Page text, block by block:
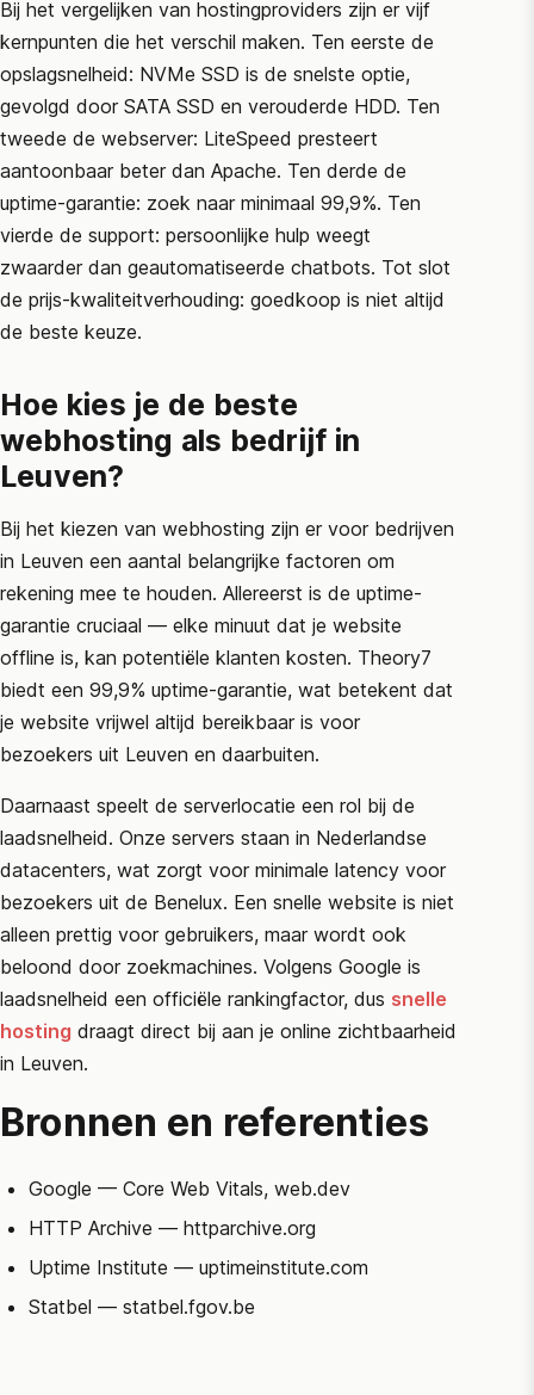
Bij het vergelijken van hostingproviders zijn er vijf
kernpunten die het verschil maken. Ten eerste de
opslagsnelheid: NVMe SSD is de snelste optie,
gevolgd door SATA SSD en verouderde HDD. Ten
tweede de webserver: LiteSpeed presteert
aantoonbaar beter dan Apache. Ten derde de
uptime-garantie: zoek naar minimaal 99,9%. Ten
vierde de support: persoonlijke hulp weegt
zwaarder dan geautomatiseerde chatbots. Tot slot
de prijs-kwaliteitverhouding: goedkoop is niet altijd
de beste keuze.
Hoe kies je de beste
webhosting als bedrijf in
Leuven?
Bij het kiezen van webhosting zijn er voor bedrijven
in Leuven een aantal belangrijke factoren om
rekening mee te houden. Allereerst is de uptime-
garantie cruciaal — elke minuut dat je website
offline is, kan potentiële klanten kosten. Theory7
biedt een 99,9% uptime-garantie, wat betekent dat
je website vrijwel altijd bereikbaar is voor
bezoekers uit Leuven en daarbuiten.
Daarnaast speelt de serverlocatie een rol bij de
laadsnelheid. Onze servers staan in Nederlandse
datacenters, wat zorgt voor minimale latency voor
bezoekers uit de Benelux. Een snelle website is niet
alleen prettig voor gebruikers, maar wordt ook
beloond door zoekmachines. Volgens Google is
laadsnelheid een officiële rankingfactor, dus snelle
hosting draagt direct bij aan je online zichtbaarheid
in Leuven.
Bronnen en referenties
Google — Core Web Vitals, web.dev
HTTP Archive — httparchive.org
Uptime Institute — uptimeinstitute.com
Statbel — statbel.fgov.be